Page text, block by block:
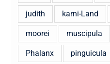
judith karni-Land
moorei muscipula
Phalanx pinguicula